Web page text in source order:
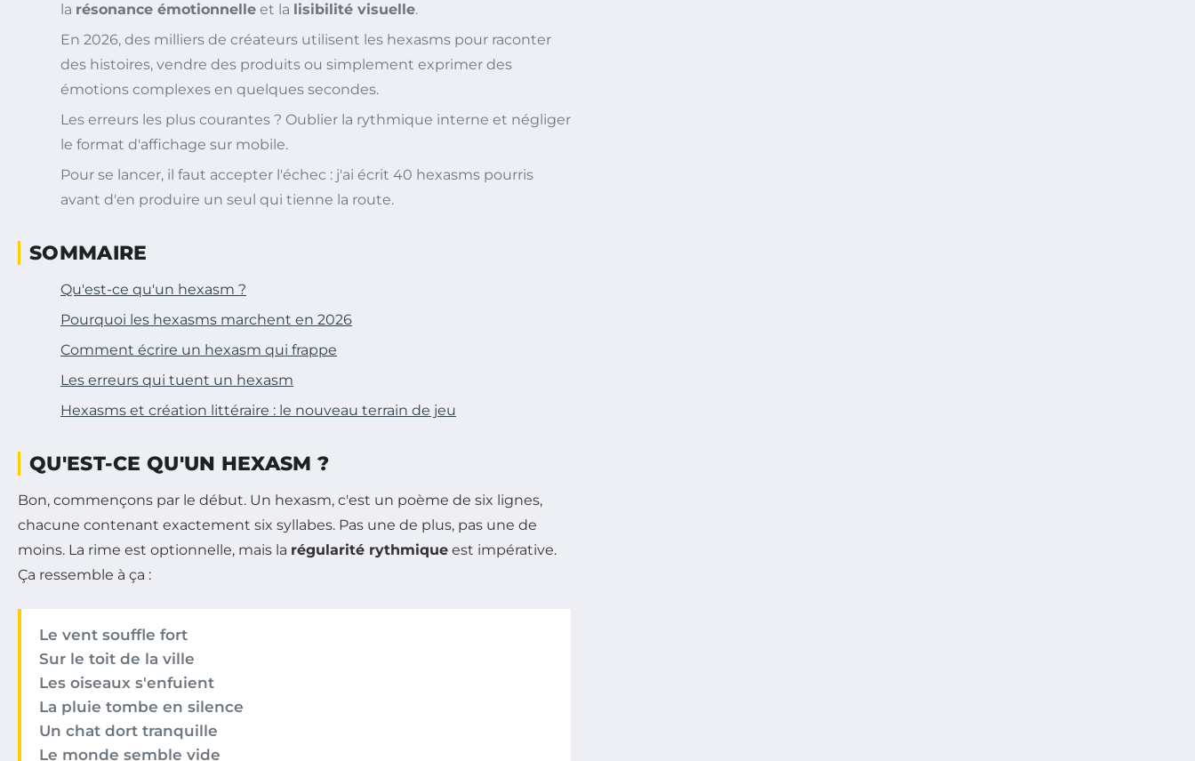
la résonance émotionnelle et la lisibilité visuelle.
En 2026, des milliers de créateurs utilisent les hexasms pour raconter
des histoires, vendre des produits ou simplement exprimer des
émotions complexes en quelques secondes.
Les erreurs les plus courantes ? Oublier la rythmique interne et négliger
le format d'affichage sur mobile.
Pour se lancer, il faut accepter l'échec : j'ai écrit 40 hexasms pourris
avant d'en produire un seul qui tienne la route.
SOMMAIRE
Qu'est-ce qu'un hexasm ?
Pourquoi les hexasms marchent en 2026
Comment écrire un hexasm qui frappe
Les erreurs qui tuent un hexasm
Hexasms et création littéraire : le nouveau terrain de jeu
QU'EST-CE QU'UN HEXASM ?
Bon, commençons par le début. Un hexasm, c'est un poème de six lignes,
chacune contenant exactement six syllabes. Pas une de plus, pas une de
moins. La rime est optionnelle, mais la régularité rythmique est impérative.
Ça ressemble à ça :
Le vent souffle fort
Sur le toit de la ville
Les oiseaux s'enfuient
La pluie tombe en silence
Un chat dort tranquille
Le monde semble vide